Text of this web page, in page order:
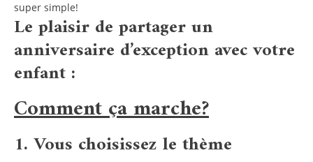
super simple!
Le plaisir de partager un
anniversaire d’exception avec votre
enfant :
Comment ça marche?
1. Vous choisissez le thème